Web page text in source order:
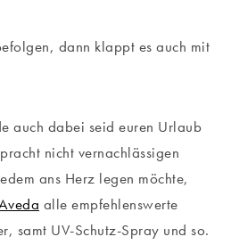
dann klappt es auch mit
auch dabei seid euren Urlaub
nicht vernachlässigen
ans Herz legen möchte,
alle empfehlenswerte
samt UV-Schutz-Spray und so.